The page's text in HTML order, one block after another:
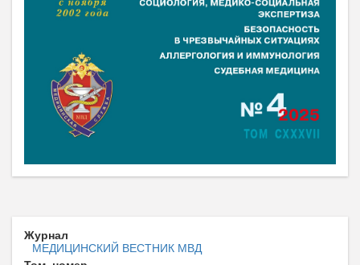
Журнал
МЕДИЦИНСКИЙ ВЕСТНИК МВД